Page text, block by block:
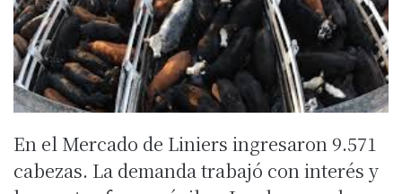
En el Mercado de Liniers ingresaron 9.571
cabezas. La demanda trabajó con interés y